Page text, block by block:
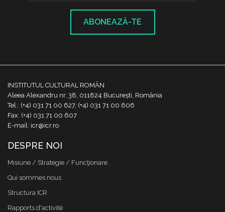
ABONEAZĂ-TE
INSTITUTUL CULTURAL ROMÂN
Aleea Alexandru nr. 38, 011824 București, România
Tel.: (+4) 031 71 00 627, (+4) 031 71 00 606
Fax: (+4) 031 71 00 607
E-mail: icr@icr.ro
DESPRE NOI
Misiune / Strategie / Funcţionare
Qui sommes nous
Structura ICR
Rapports d'activité